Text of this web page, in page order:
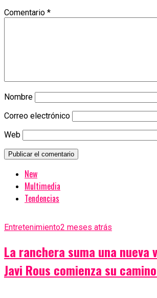
Comentario *
Nombre
Correo electrónico
Web
New
Multimedia
Tendencias
Entretenimiento2 meses atrás
La ranchera suma una nueva
Javi Rous comienza su